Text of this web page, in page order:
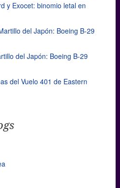
y Exocet: binomio letal en
del Japón: Boeing B-29
del Japón: Boeing B-29
del Vuelo 401 de Eastern